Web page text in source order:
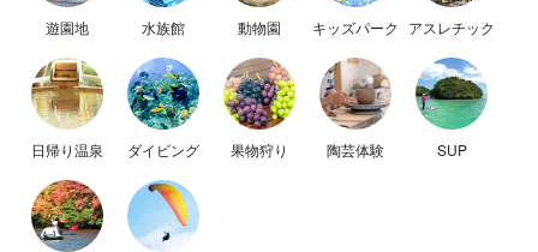
遊園地 水族館 動物園 キッズパーク アスレチック
日帰り温泉 ダイビング 果物狩り 陶芸体験 SUP